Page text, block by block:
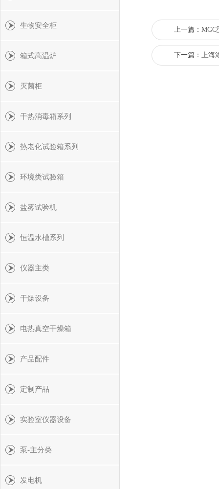
上一篇： MGC
下一篇： 上海
生物安全柜
箱式高温炉
灭菌柜
干热消毒箱系列
热老化试验箱系列
环境类试验箱
盐雾试验机
恒温水槽系列
仪器主类
干燥设备
电热真空干燥箱
产品配件
定制产品
实验室仪器设备
泵-主分类
发电机